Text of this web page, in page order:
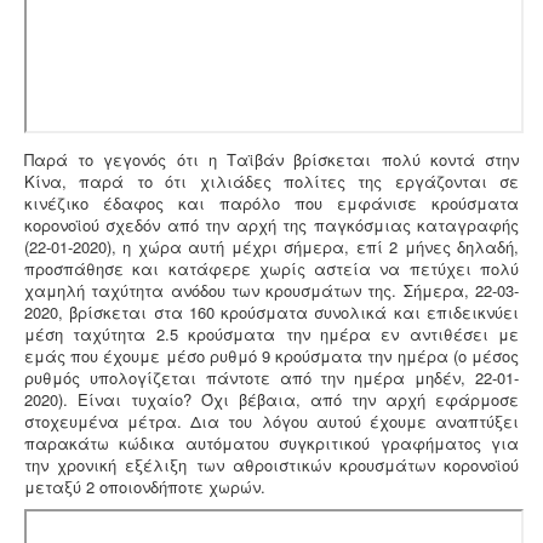
ανελκυστήρα, συντήρησης, πιστοποίησης και έκδοσης
βεβαίωσης καταχώρησης στην αρμόδια υπηρεσία.
Ενεργειακά πιστοποιητικά - Όλες οι αγοραπωλησίες,
μισθώσεις, ανακαινίσεις και μονώσεις κατοικιών -
επαγγελματικών χώρων προαπαιτούν την ύπαρξη
ενεργειακού πιστοποιητικού
Παρά το γεγονός ότι η Ταϊβάν βρίσκεται πολύ κοντά στην
Κίνα, παρά το ότι χιλιάδες πολίτες της εργάζονται σε
κινέζικο έδαφος και παρόλο που εμφάνισε κρούσματα
κορονοϊού σχεδόν από την αρχή της παγκόσμιας καταγραφής
(22-01-2020), η χώρα αυτή μέχρι σήμερα, επί 2 μήνες δηλαδή,
προσπάθησε και κατάφερε χωρίς αστεία να πετύχει πολύ
χαμηλή ταχύτητα ανόδου των κρουσμάτων της. Σήμερα, 22-03-
2020, βρίσκεται στα 160 κρούσματα συνολικά και επιδεικνύει
μέση ταχύτητα 2.5 κρούσματα την ημέρα εν αντιθέσει με
εμάς που έχουμε μέσο ρυθμό 9 κρούσματα την ημέρα (ο μέσος
ρυθμός υπολογίζεται πάντοτε από την ημέρα μηδέν, 22-01-
2020). Είναι τυχαίο? Όχι βέβαια, από την αρχή εφάρμοσε
στοχευμένα μέτρα. Δια του λόγου αυτού έχουμε αναπτύξει
παρακάτω κώδικα αυτόματου συγκριτικού γραφήματος για
την χρονική εξέλιξη των αθροιστικών κρουσμάτων κορονοϊού
μεταξύ 2 οποιονδήποτε χωρών.